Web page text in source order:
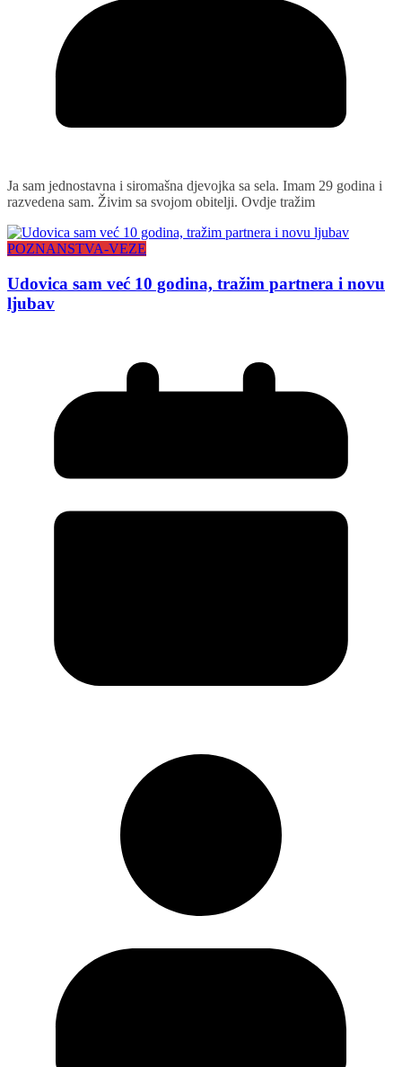
Ja sam jednostavna i siromašna djevojka sa sela. Imam 29 godina i
razvedena sam. Živim sa svojom obitelji. Ovdje tražim
POZNANSTVA-VEZE
Udovica sam već 10 godina, tražim partnera i novu
ljubav